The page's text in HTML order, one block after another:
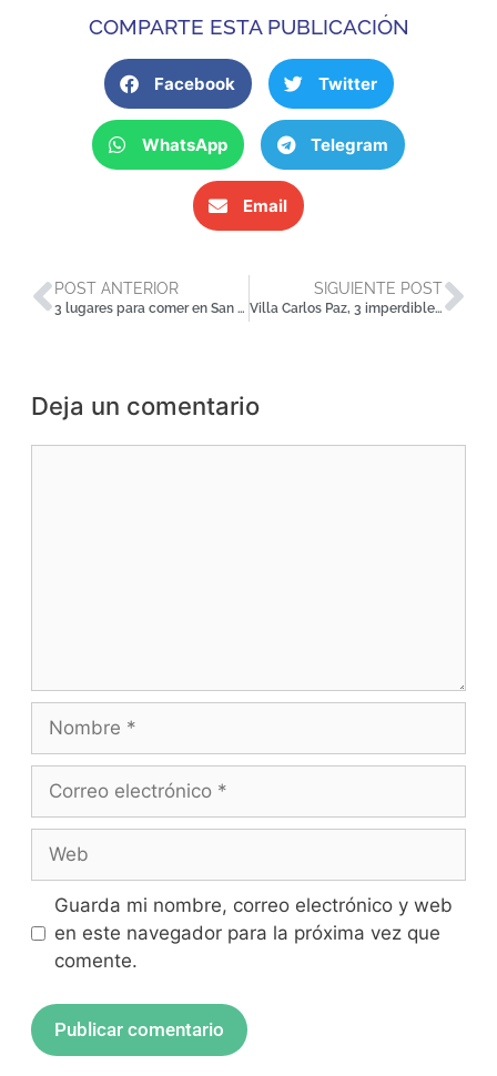
COMPARTE ESTA PUBLICACIÓN
Facebook Twitter
WhatsApp Telegram
Email
POST ANTERIOR
3 lugares para comer en San Martín de los Andes
SIGUIENTE POST
Villa Carlos Paz, 3 imperdibles gratuitos de la ciudad
Deja un comentario
Guarda mi nombre, correo electrónico y web
en este navegador para la próxima vez que
comente.